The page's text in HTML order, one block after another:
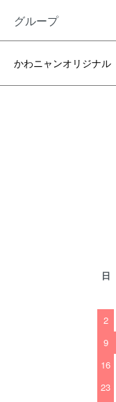
グループ
かわニャンオリジナル
日
2
9
16
23